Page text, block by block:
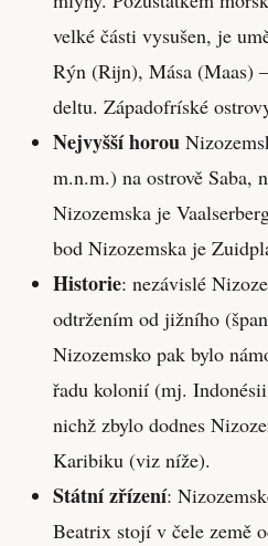
velké části vysušen, je
Rýn (Rijn), Mása (Maas)
deltu. Západofríské
Nejvyšší horou
m.n.m.) na ostrově Saba,
Nizozemska je
bod Nizozemska je
Historie: nezávislé
odtržením od jižního
Nizozemsko pak bylo
řadu kolonií (mj.
nichž zbylo dodnes
Karibiku (viz níže).
Státní zřízení:
Beatrix stojí v čele země